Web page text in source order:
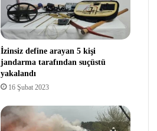
İzinsiz define arayan 5 kişi
jandarma tarafından suçüstü
yakalandı
16 Şubat 2023